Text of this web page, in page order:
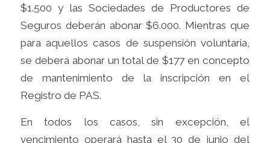
$1.500 y las Sociedades de Productores de
Seguros deberán abonar $6.000. Mientras que
para aquellos casos de suspensión voluntaria,
se deberá abonar un total de $177 en concepto
de mantenimiento de la inscripción en el
Registro de PAS.
En todos los casos, sin excepción, el
vencimiento operará hasta el 30 de junio del